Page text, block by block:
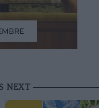
NEXT